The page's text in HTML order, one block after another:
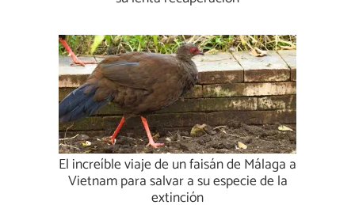
El increíble viaje de un faisán de Málaga a
Vietnam para salvar a su especie de la
extinción